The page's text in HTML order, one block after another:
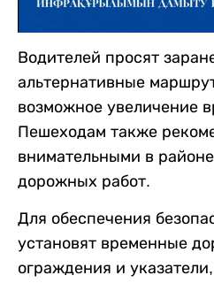
Водителей просят
альтернативные
возможное увеличение
Пешеходам также
внимательными в
дорожных работ.
Для обеспечения
установят временные
ограждения и